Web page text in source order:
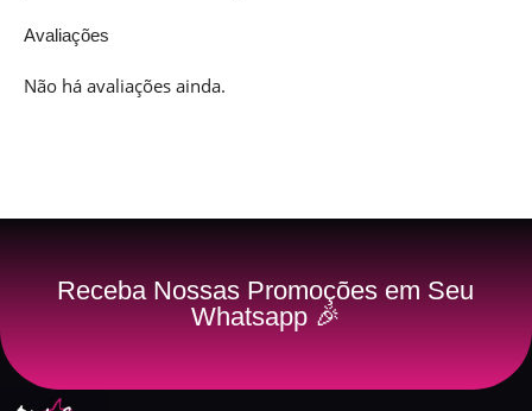
Avaliações
Não há avaliações ainda.
Receba Nossas Promoções em Seu
Whatsapp 🎉